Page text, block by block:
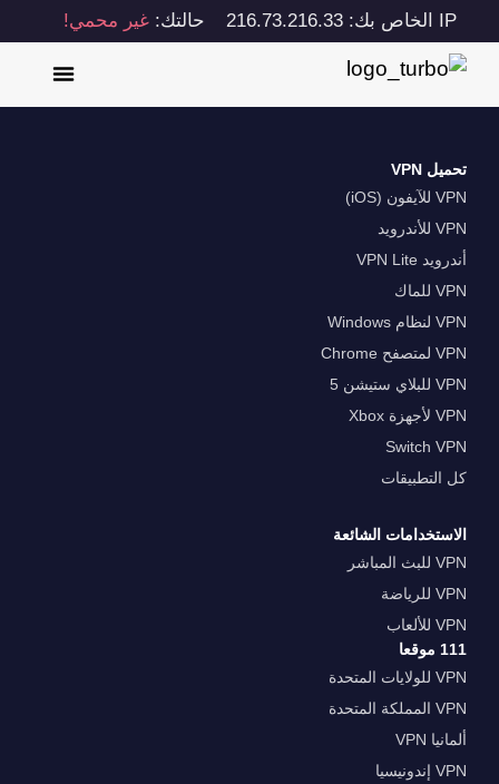
IP الخاص بك: 216.73.216.33 حالتك: غير محمي!
تحميل VPN
VPN للآيفون (iOS)
VPN للأندرويد
أندرويد VPN Lite
VPN للماك
VPN لنظام Windows
VPN لمتصفح Chrome
VPN للبلاي ستيشن 5
VPN لأجهزة Xbox
Switch VPN
كل التطبيقات
الاستخدامات الشائعة
VPN للبث المباشر
VPN للرياضة
VPN للألعاب
111 موقعا
VPN للولايات المتحدة
VPN المملكة المتحدة
ألمانيا VPN
VPN إندونيسيا